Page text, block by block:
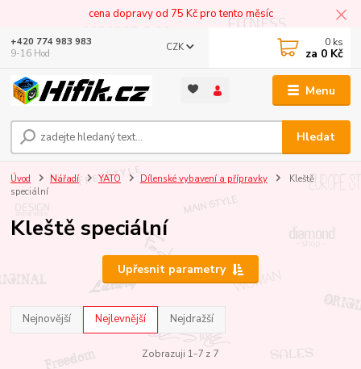
cena dopravy od 75 Kč pro tento měsíc
Menu
CZK
Hledat
+420 774 983 983
9-16 Hod
0 ks
za 0 Kč
Úvod Nářadí YATO Dílenské vybavení a přípravky
Kleště
speciální
Kleště speciální
Upřesnit parametry
Nejnovější Nejlevnější Nejdražší
Zobrazuji 1-7 z 7